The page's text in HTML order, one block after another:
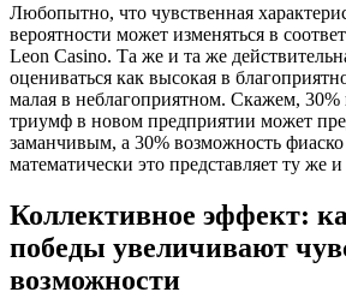
Любопытно, что чувственная
вероятности может изменяться в
Leon Casino. Та же и та же
оцениваться как высокая в
малая в неблагоприятном. Скажем, 30%
триумф в новом предприятии может
заманчивым, а 30% возможность
математически это представляет ту же
Коллективное эффект:
победы увеличивают
возможности